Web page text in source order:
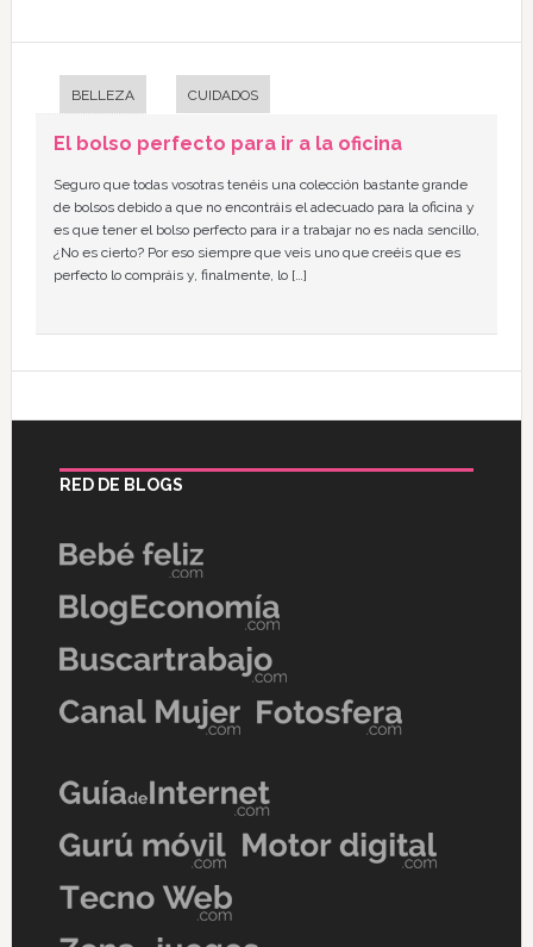
BELLEZA CUIDADOS
El bolso perfecto para ir a la oficina
Seguro que todas vosotras tenéis una colección bastante grande
de bolsos debido a que no encontráis el adecuado para la oficina y
es que tener el bolso perfecto para ir a trabajar no es nada sencillo,
¿No es cierto? Por eso siempre que veis uno que creéis que es
perfecto lo compráis y, finalmente, lo […]
RED DE BLOGS